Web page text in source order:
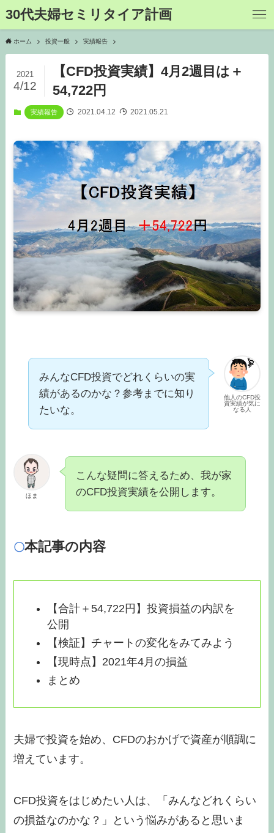
30代夫婦セミリタイア計画
ホーム 投資一般 実績報告
【CFD投資実績】4月2週目は＋
54,722円
2021
4/12
実績報告 2021.04.12 2021.05.21
他人のCFD投
資実績が気に
なる人
みんなCFD投資でどれくらいの実
績があるのかな？参考までに知り
たいな。
ほま
こんな疑問に答えるため、我が家
のCFD投資実績を公開します。
〇本記事の内容
【合計＋54,722円】投資損益の内訳を
公開
【検証】チャートの変化をみてみよう
【現時点】2021年4月の損益
まとめ
夫婦で投資を始め、CFDのおかげで資産が順調に
増えています。
CFD投資をはじめたい人は、「みんなどれくらい
の損益なのかな？」という悩みがあると思いま